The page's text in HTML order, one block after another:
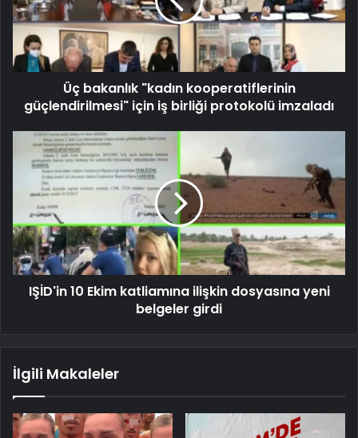
Üç bakanlık "kadın kooperatiflerinin
güçlendirilmesi" için iş birliği protokolü imzaladı
IŞİD'in 10 Ekim katliamına ilişkin dosyasına yeni
belgeler girdi
İlgili Makaleler